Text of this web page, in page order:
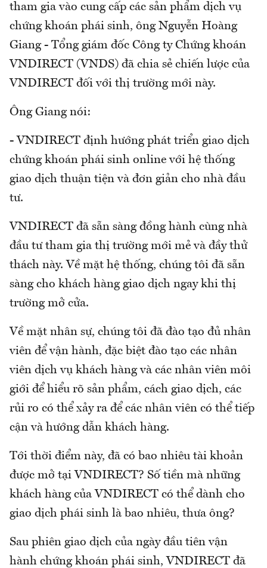
tham gia vào cung cấp các sản phẩm dịch vụ
chứng khoán phái sinh, ông Nguyễn Hoàng
Giang - Tổng giám đốc Công ty Chứng khoán
VNDIRECT (VNDS) đã chia sẻ chiến lược của
VNDIRECT đối với thị trường mới này.
Ông Giang nói:
- VNDIRECT định hướng phát triển giao dịch
chứng khoán phái sinh online với hệ thống
giao dịch thuận tiện và đơn giản cho nhà đầu
tư.
VNDIRECT đã sẵn sàng đồng hành cùng nhà
đầu tư tham gia thị trường mới mẻ và đầy thử
thách này. Về mặt hệ thống, chúng tôi đã sẵn
sàng cho khách hàng giao dịch ngay khi thị
trường mở cửa.
Về mặt nhân sự, chúng tôi đã đào tạo đủ nhân
viên để vận hành, đặc biệt đào tạo các nhân
viên dịch vụ khách hàng và các nhân viên môi
giới để hiểu rõ sản phẩm, cách giao dịch, các
rủi ro có thể xảy ra để các nhân viên có thể tiếp
cận và hướng dẫn khách hàng.
Tới thời điểm này, đã có bao nhiêu tài khoản
được mở tại VNDIRECT? Số tiền mà những
khách hàng của VNDIRECT có thể dành cho
giao dịch phái sinh là bao nhiêu, thưa ông?
Sau phiên giao dịch của ngày đầu tiên vận
hành chứng khoán phái sinh, VNDIRECT đã